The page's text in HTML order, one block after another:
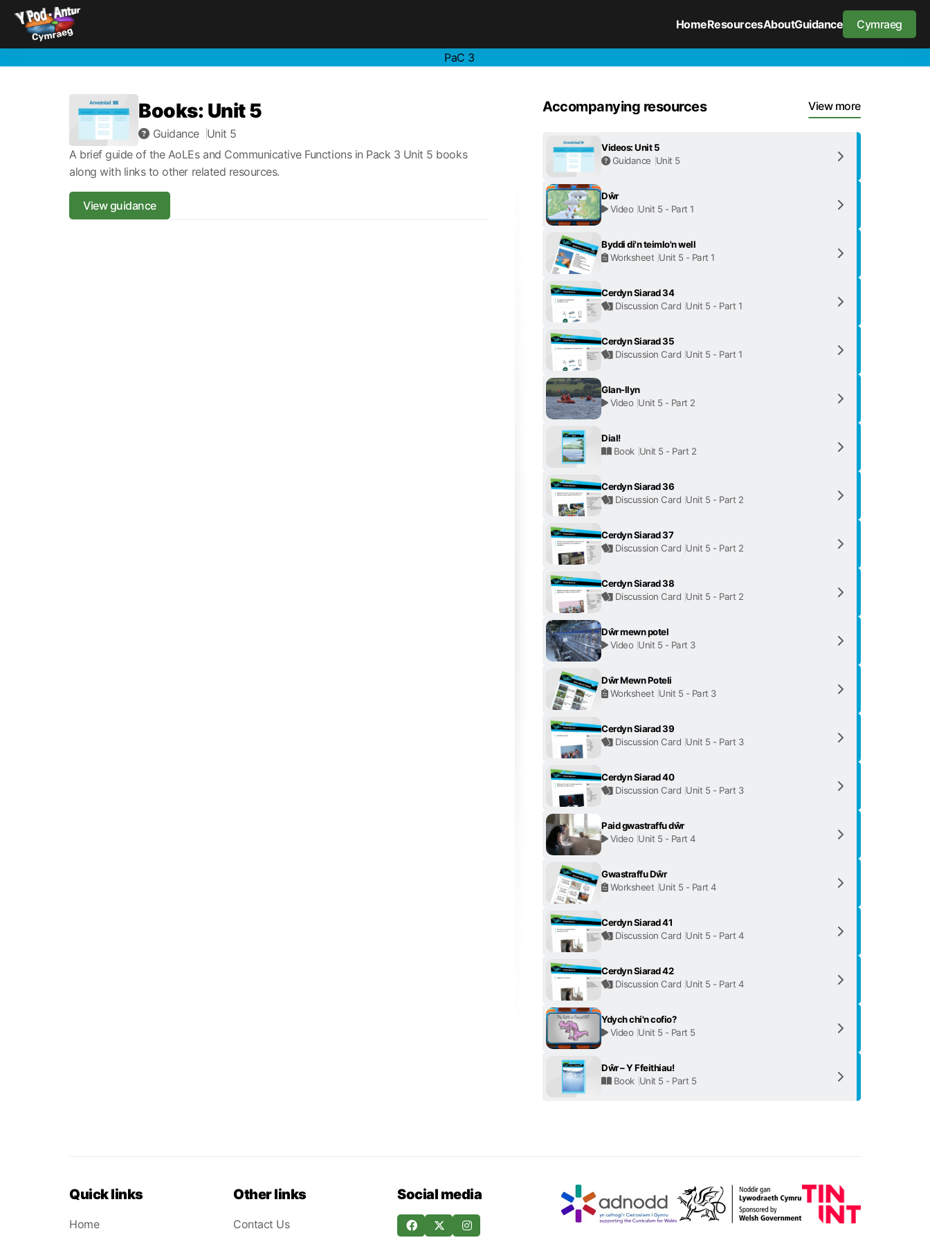
HomeResourcesAboutGuidance Cymraeg
PaC 3
Books: Unit 5
Guidance
Unit 5
A brief guide of the AoLEs and Communicative Functions in Pack 3 Unit 5 books
along with links to other related resources.
View guidance
Accompanying resources View more
Videos: Unit 5
Guidance Unit 5
Dŵr
Video Unit 5 - Part 1
Byddi di'n teimlo'n well
Worksheet Unit 5 - Part 1
Cerdyn Siarad 34
Discussion Card Unit 5 - Part 1
Cerdyn Siarad 35
Discussion Card Unit 5 - Part 1
Glan-llyn
Video Unit 5 - Part 2
Dial!
Book Unit 5 - Part 2
Cerdyn Siarad 36
Discussion Card Unit 5 - Part 2
Cerdyn Siarad 37
Discussion Card Unit 5 - Part 2
Cerdyn Siarad 38
Discussion Card Unit 5 - Part 2
Dŵr mewn potel
Video Unit 5 - Part 3
Dŵr Mewn Poteli
Worksheet Unit 5 - Part 3
Cerdyn Siarad 39
Discussion Card Unit 5 - Part 3
Cerdyn Siarad 40
Discussion Card Unit 5 - Part 3
Paid gwastraffu dŵr
Video Unit 5 - Part 4
Gwastraffu Dŵr
Worksheet Unit 5 - Part 4
Cerdyn Siarad 41
Discussion Card Unit 5 - Part 4
Cerdyn Siarad 42
Discussion Card Unit 5 - Part 4
Ydych chi'n cofio?
Video Unit 5 - Part 5
Dŵr – Y Ffeithiau!
Book Unit 5 - Part 5
Quick links
Home
Other links
Contact Us
Social media